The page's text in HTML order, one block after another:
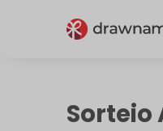
Sorteio